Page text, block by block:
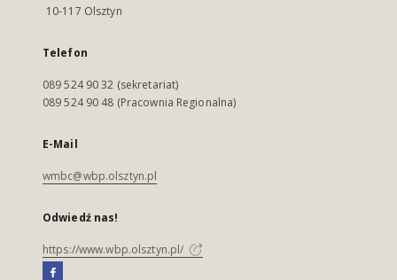
10-117 Olsztyn
Telefon
089 524 90 32 (sekretariat)
089 524 90 48 (Pracownia Regionalna)
E-Mail
wmbc@wbp.olsztyn.pl
Odwiedź nas!
https://www.wbp.olsztyn.pl/